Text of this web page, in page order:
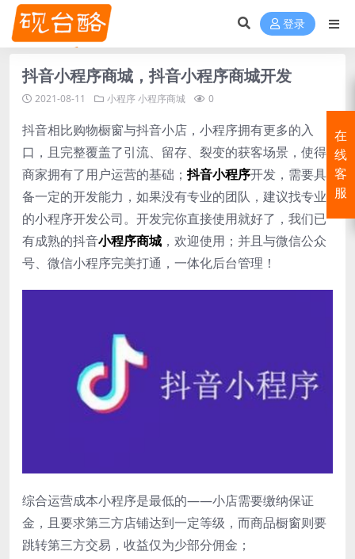
登录
抖音小程序商城，抖音小程序商城开发
2021-08-11 小程序小程序商城 0
抖音相比购物橱窗与抖音小店，小程序拥有更多的入
口，且完整覆盖了引流、留存、裂变的获客场景，使得
商家拥有了用户运营的基础；抖音小程序开发，需要具
备一定的开发能力，如果没有专业的团队，建议找专业
的小程序开发公司。开发完你直接使用就好了，我们已
有成熟的抖音小程序商城 ，欢迎使用；并且与微信公众
号、微信小程序完美打通，一体化后台管理！
综合运营成本小程序是最低的——小店需要缴纳保证
金，且要求第三方店铺达到一定等级，而商品橱窗则要
跳转第三方交易，收益仅为少部分佣金；
在
线
客
服